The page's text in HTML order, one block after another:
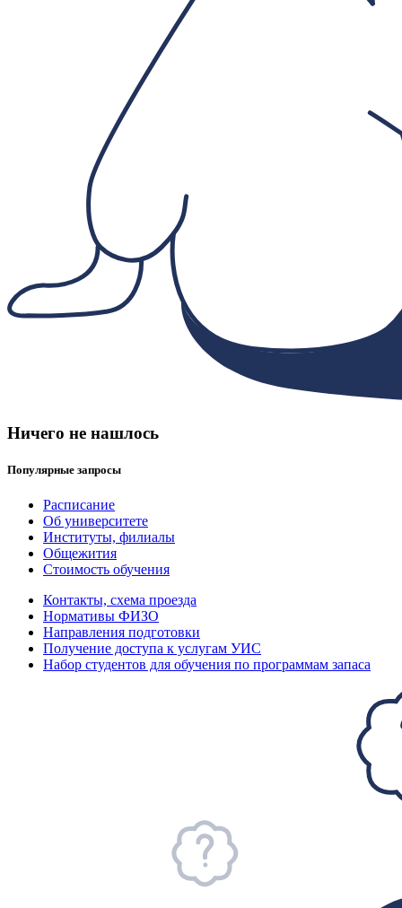
Ничего не нашлось
Популярные запросы
Расписание
Об университете
Институты, филиалы
Общежития
Стоимость обучения
Контакты, схема проезда
Нормативы ФИЗО
Направления подготовки
Получение доступа к услугам УИС
Набор студентов для обучения по программам запаса